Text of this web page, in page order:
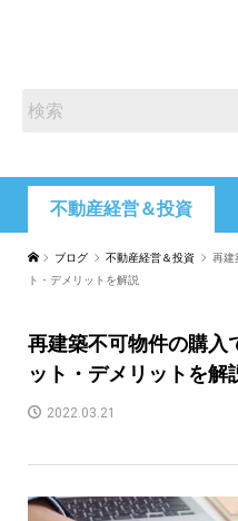
不動産経営＆投資
ブログ 不動産経営＆投資
再建
ト・デメリットを解説
再建築不可物件の購入
ット・デメリットを解
2022.03.21